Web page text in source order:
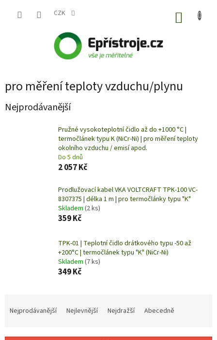
CZK
pro měření teploty vzduchu/plynu
Nejprodávanější
Pružné vysokoteplotní čidlo až do +1000 °C |
termočlánek typu K (NiCr-Ni) | pro měření teploty
okolního vzduchu / emisí apod.
Do 5 dnů
2 057 Kč
Prodlužovací kabel VKA VOLTCRAFT TPK-100 VC-
8307375 | délka 1 m | pro termočlánky typu "K"
Skladem (2 ks)
359 Kč
TPK-01 | Teplotní čidlo drátkového typu -50 až
+200°C | termočlánek typu "K" (NiCr-Ni)
Skladem (7 ks)
349 Kč
Nejprodávanější Nejlevnější Nejdražší Abecedně